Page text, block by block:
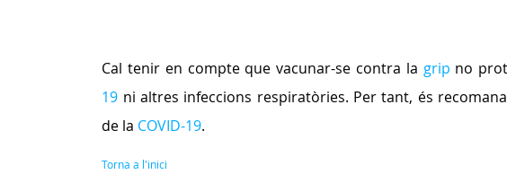
Cal tenir en compte que vacunar-se contra la grip no
19 ni altres infeccions respiratòries. Per tant, és
de la COVID-19.
Torna a l'inici